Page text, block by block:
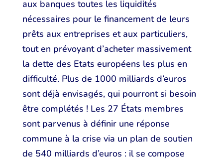
aux banques toutes les liquidités
nécessaires pour le financement de leurs
prêts aux entreprises et aux particuliers,
tout en prévoyant d’acheter massivement
la dette des Etats européens les plus en
difficulté. Plus de 1000 milliards d’euros
sont déjà envisagés, qui pourront si besoin
être complétés ! Les 27 États membres
sont parvenus à définir une réponse
commune à la crise via un plan de soutien
de 540 milliards d’euros : il se compose